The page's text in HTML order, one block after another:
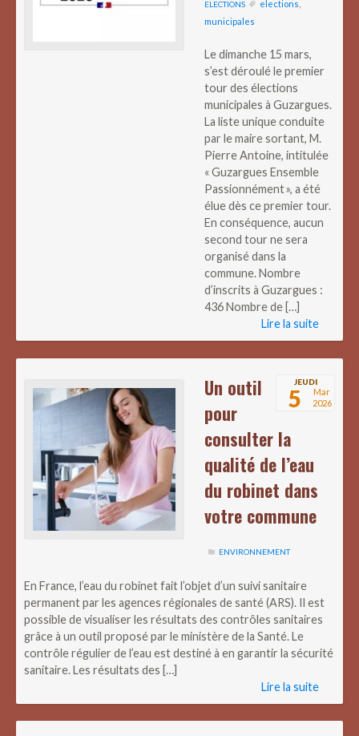
ELECTIONS elections
municipales
Le dimanche 15 mars,
s’est déroulé le premier
tour des élections
municipales à Guzargues.
La liste unique conduite
par le maire sortant, M.
Pierre Antoine, intitulée
« Guzargues Ensemble
Passionnément », a été
élue dès ce premier tour.
En conséquence, aucun
second tour ne sera
organisé dans la
commune. Nombre
d’inscrits à Guzargues :
436 Nombre de […]
Lire la suite
JEUDI
5
Mar
2026
Un outil
pour
consulter la
qualité de l’eau
du robinet dans
votre commune
ENVIRONNEMENT
En France, l’eau du robinet fait l’objet d’un suivi sanitaire
permanent par les agences régionales de santé (ARS). Il est
possible de visualiser les résultats des contrôles sanitaires
grâce à un outil proposé par le ministère de la Santé. Le
contrôle régulier de l’eau est destiné à en garantir la sécurité
sanitaire. Les résultats des […]
Lire la suite